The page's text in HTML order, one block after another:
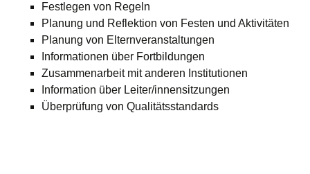
Festlegen von Regeln
Planung und Reflektion von Festen und Aktivitäten
Planung von Elternveranstaltungen
Informationen über Fortbildungen
Zusammenarbeit mit anderen Institutionen
Information über Leiter/innensitzungen
Überprüfung von Qualitätsstandards